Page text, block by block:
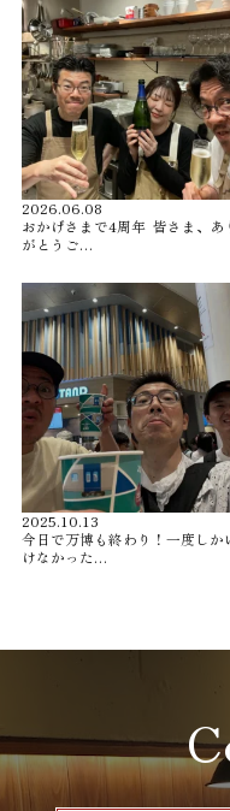
2026.06.08
おかげさまで4周年 ⁡ 皆さま、あ
がとうご…
2025.10.13
今日で万博も終わり！一度しか
けなかった…